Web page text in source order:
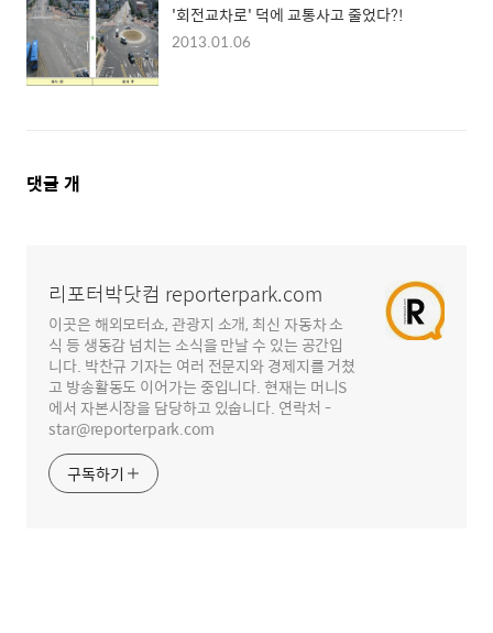
'회전교차로' 덕에 교통사고 줄었다?!
2013.01.06
댓
댓글 개
리포터박닷컴 reporterpark.com
이곳은 해외모터쇼, 관광지 소개, 최신 자동차 소
식 등 생동감 넘치는 소식을 만날 수 있는 공간입
니다. 박찬규 기자는 여러 전문지와 경제지를 거쳤
고 방송활동도 이어가는 중입니다. 현재는 머니S
에서 자본시장을 담당하고 있숩니다. 연락처 -
star@reporterpark.com
구독하기